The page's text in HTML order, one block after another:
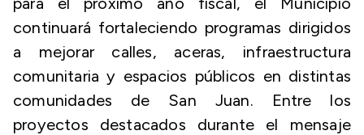
continuará fortaleciendo programas dirigidos
a mejorar calles, aceras, infraestructura
comunitaria y espacios públicos en distintas
comunidades de San Juan. Entre los
proyectos destacados durante el mensaje